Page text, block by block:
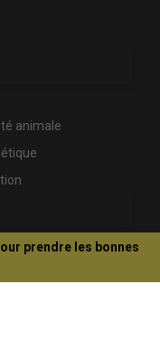
animale
prendre les bonnes